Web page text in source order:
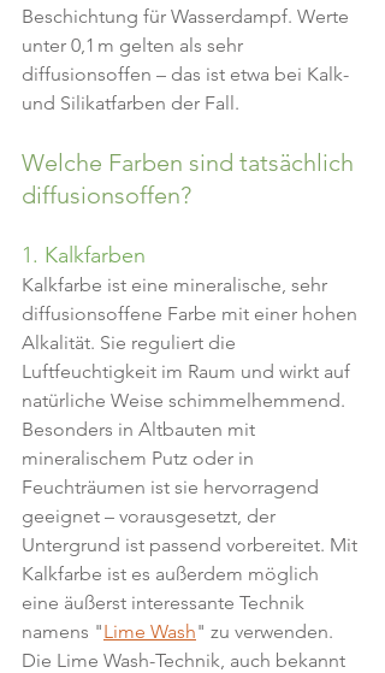
Beschichtung für Wasserdampf. Werte
unter 0,1 m gelten als sehr
diffusionsoffen – das ist etwa bei Kalk-
und Silikatfarben der Fall.
Welche Farben sind tatsächlich
diffusionsoffen?
1. Kalkfarben
Kalkfarbe ist eine mineralische, sehr
diffusionsoffene Farbe mit einer hohen
Alkalität. Sie reguliert die
Luftfeuchtigkeit im Raum und wirkt auf
natürliche Weise schimmelhemmend.
Besonders in Altbauten mit
mineralischem Putz oder in
Feuchträumen ist sie hervorragend
geeignet – vorausgesetzt, der
Untergrund ist passend vorbereitet. Mit
Kalkfarbe ist es außerdem möglich
eine äußerst interessante Technik
namens "Lime Wash" zu verwenden.
Die Lime Wash-Technik, auch bekannt